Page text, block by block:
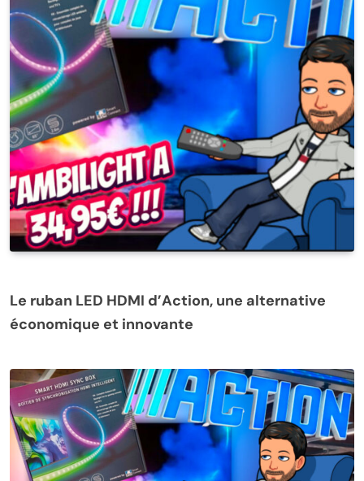
Le ruban LED HDMI d’Action, une alternative
économique et innovante